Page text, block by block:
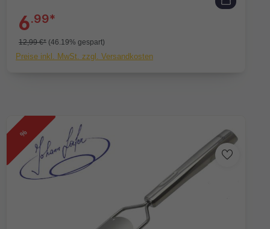
6.99*
12,99 €* (46.19% gespart)
Preise inkl. MwSt. zzgl. Versandkosten
%